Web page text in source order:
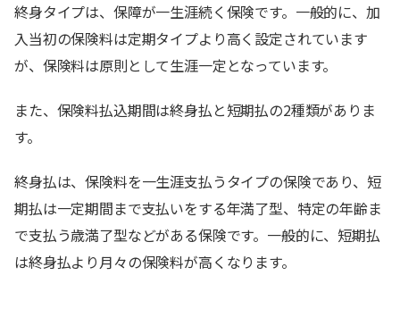
終身タイプは、保障が一生涯続く保険です。一般的に、加
入当初の保険料は定期タイプより高く設定されています
が、保険料は原則として生涯一定となっています。
また、保険料払込期間は終身払と短期払の2種類がありま
す。
終身払は、保険料を一生涯支払うタイプの保険であり、短
期払は一定期間まで支払いをする年満了型、特定の年齢ま
で支払う歳満了型などがある保険です。一般的に、短期払
は終身払より月々の保険料が高くなります。